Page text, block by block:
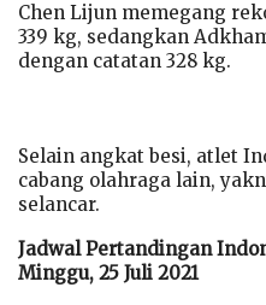
Chen Lijun memegang
339 kg, sedangkan
dengan catatan 328 kg.
Selain angkat besi, atlet
cabang olahraga lain,
selancar.
Jadwal Pertandingan
Minggu, 25 Juli 2021